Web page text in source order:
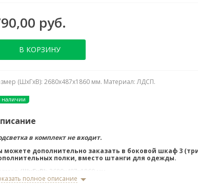
руб.
В КОРЗИНУ
(ШхГхВ): 2680х487х1860 мм. Материал: ЛДСП.
наличии
в комплект не входит.
можете дополнительно заказать в боковой шкаф 3
полки, вместо штанги для одежды.
(ШхГхВ):
2680х487х1860 мм.
под ТВ:ширина 133 см высота 100 см.
полное описание